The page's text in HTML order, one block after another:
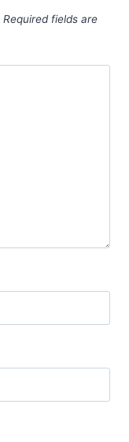
Required fields are